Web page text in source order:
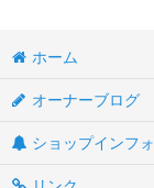
ホーム
オーナーブログ
ショップインフォ